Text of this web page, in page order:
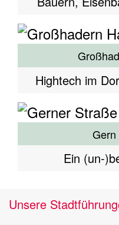
Hightech im
Gern
Ein (un-
Unsere